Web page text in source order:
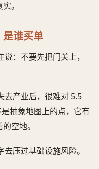
。
是谁买单
：不要先把门关上，
去产业后，很难对 5.5
抽象地图上的点，它有
空地。
压过基础设施风险。